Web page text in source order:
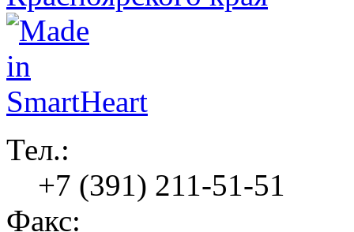
Тел.:
+7 (391) 211-51-51
Факс: